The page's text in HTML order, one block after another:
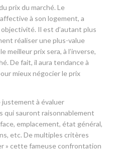
prix du marché. Le
à son logement, a
Il est d’autant plus
réaliser une plus-value
meilleur prix sera, à l’inverse,
De fait, il aura tendance à
mieux négocier le prix
justement à évaluer
qui sauront raisonnablement
emplacement, état général,
etc. De multiples critères
» cette fameuse confrontation